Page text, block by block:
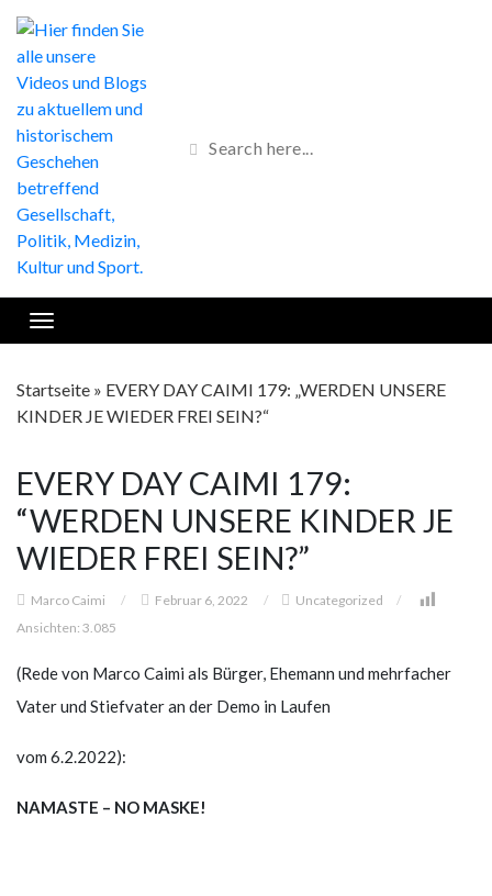
Startseite » EVERY DAY CAIMI 179: „WERDEN UNSERE
KINDER JE WIEDER FREI SEIN?“
EVERY DAY CAIMI 179:
“WERDEN UNSERE KINDER JE
WIEDER FREI SEIN?”
Marco Caimi / Februar 6, 2022 / Uncategorized
/
Ansichten: 3.085
(Rede von Marco Caimi als Bürger, Ehemann und mehrfacher
Vater und Stiefvater an der Demo in Laufen
vom 6.2.2022):
NAMASTE – NO MASKE!